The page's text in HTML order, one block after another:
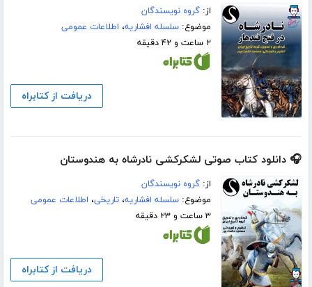
از:گروه نویسندگان
موضوع:سلسله افشاریه، اطلاعات عمومی
۲ ساعت و ۴۲ دقیقه
دریافت از کتابراه
🎧 دانلود کتاب صوتی لشکرکشی نادرشاه به هندوستان
از:گروه نویسندگان
موضوع:سلسله افشاریه،تاریخی، اطلاعات عمومی
۳ ساعت و ۲۳ دقیقه
دریافت از کتابراه